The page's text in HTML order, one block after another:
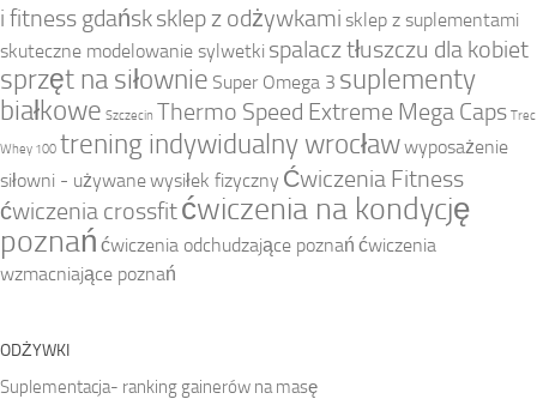
i fitness gdańsksklep z odżywkami sklep z suplementami
skuteczne modelowanie sylwetki spalacz tłuszczu dla kobiet
sprzęt na siłownie Super Omega 3 suplementy
białkowe Szczecin Thermo Speed Extreme Mega Caps Trec
Whey 100 trening indywidualny wrocławwyposażenie
siłowni - używanewysiłek fizyczny Ćwiczenia Fitness
ćwiczenia crossfitćwiczenia na kondycję
poznań ćwiczenia odchudzające poznań ćwiczenia
wzmacniające poznań
ODŻYWKI
Suplementacja- ranking gainerów na masę